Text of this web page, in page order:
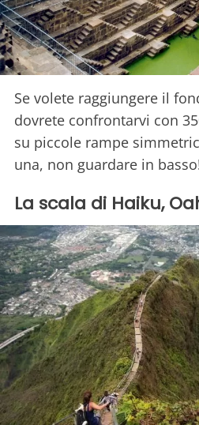
Se volete raggiungere il
dovrete confrontarvi con
su piccole rampe
una, non guardare in
La scala di Haiku,